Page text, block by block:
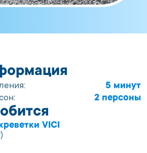
5 минут
2 персоны
VICI